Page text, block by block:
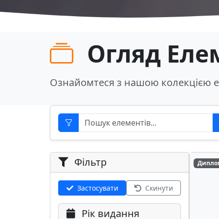
Огляд
Ознайомтеся з нашою колекцією
Фільтр
Застосувати Скинути
Рік видання